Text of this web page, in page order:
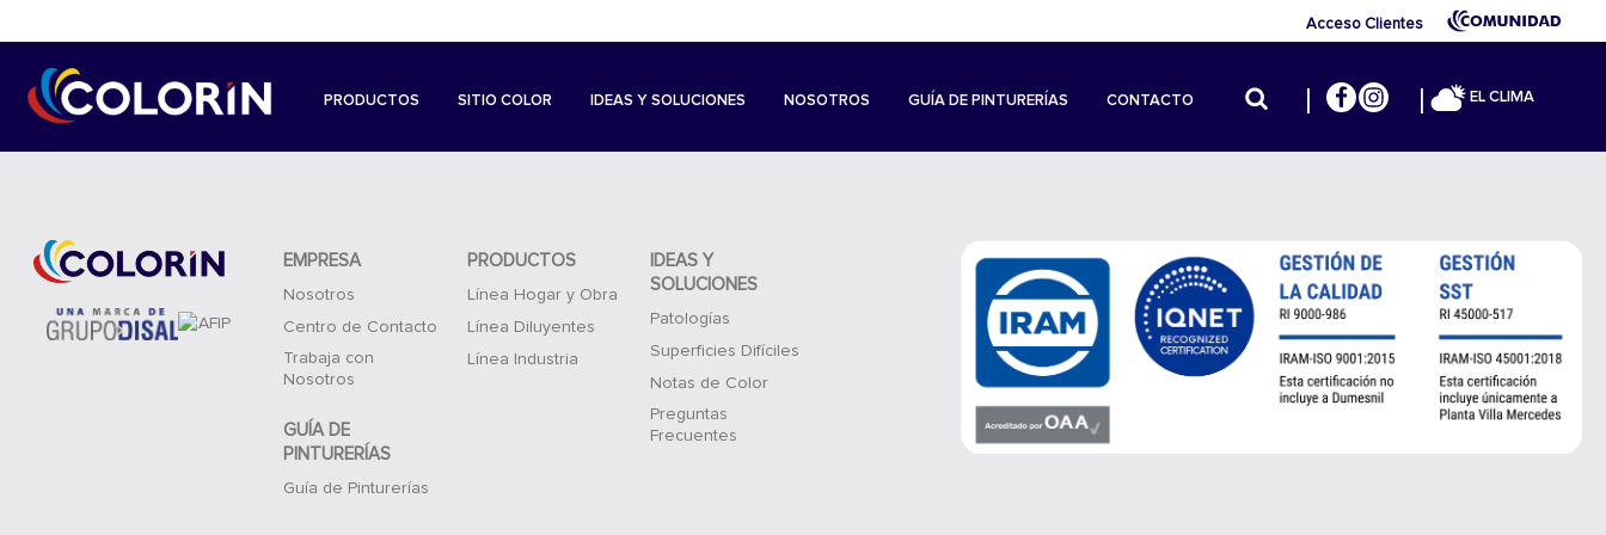
Acceso Clientes
PRODUCTOS SITIO COLOR IDEAS Y SOLUCIONES NOSOTROS GUÍA DE PINTURERÍAS CONTACTO EL CLIMA
EMPRESA
Nosotros
Centro de Contacto
Trabaja con
Nosotros
GUÍA DE
PINTURERÍAS
Guía de Pinturerías
PRODUCTOS
Línea Hogar y Obra
Línea Diluyentes
Línea Industria
IDEAS Y
SOLUCIONES
Patologías
Superficies Difíciles
Notas de Color
Preguntas
Frecuentes